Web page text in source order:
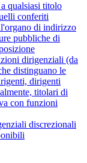
qualsiasi titolo
conferiti
di indirizzo
pubbliche di
dirigenziali (da
distinguano le
dirigenti
titolari di
con funzioni
discrezionali